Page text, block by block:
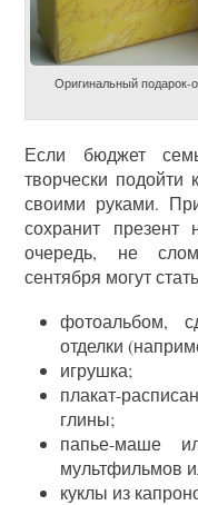
Оригинальный подарок-
Если бюджет
творчески подойти
своими руками.
сохранит
очередь, не
сентября могут
фотоальбом,
отделки
игрушка;
плакат-
глины;
папье-маше
мультфильмов
куклы из